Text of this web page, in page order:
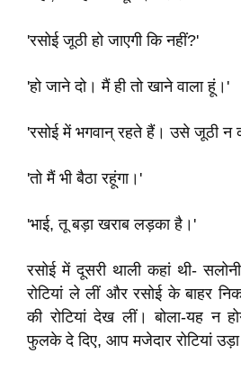
'रसोई जूठी हो जाएगी कि नहीं?'
'हो जाने दो। मैं ही तो खाने वाला हूं।'
'रसोई में भगवान् रहते हैं। उसे जूठी न
'तो मैं भी बैठा रहूंगा।'
'भाई, तू बड़ा खराब लड़का है।'
रसोई में दूसरी थाली कहां थी-
रोटियां ले लीं और रसोई के बाहर
की रोटियां देख लीं। बोला-यह न
फुलके दे दिए, आप मजेदार रोटियां उड़ा